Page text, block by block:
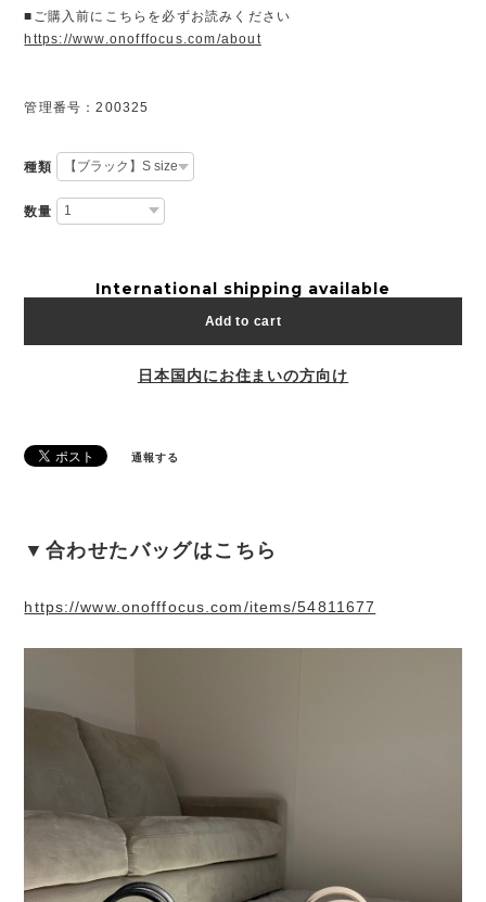
■ご購入前にこちらを必ずお読みください
https://www.onofffocus.com/about
管理番号：200325
種類
数量
International shipping available
Add to cart
日本国内にお住まいの方向け
通報する
▼合わせたバッグはこちら
https://www.onofffocus.com/items/54811677